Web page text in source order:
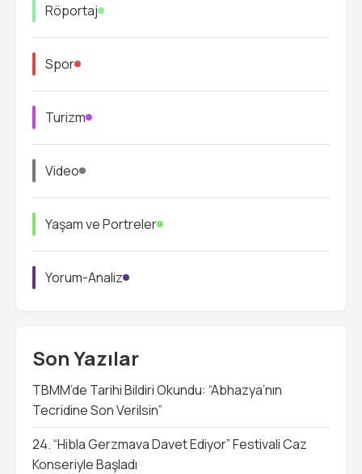
Röportaj
Spor
Turizm
Video
Yaşam ve Portreler
Yorum-Analiz
Son Yazılar
TBMM’de Tarihi Bildiri Okundu: “Abhazya’nın
Tecridine Son Verilsin”
24. “Hibla Gerzmava Davet Ediyor” Festivali Caz
Konseriyle Başladı